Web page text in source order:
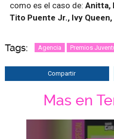
como es el caso de: Anitta,
Tito Puente Jr., Ivy Queen,
Tags: Agencia Premios
Compartir
Mas en